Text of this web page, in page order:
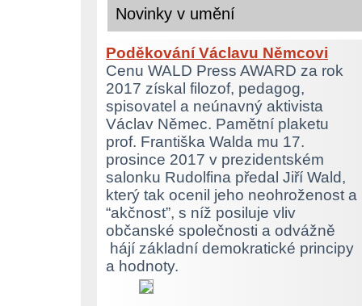
Novinky v umění
Poděkování Václavu Němcovi
Cenu WALD Press AWARD za rok
2017 získal filozof, pedagog,
spisovatel a neúnavný aktivista
Václav Němec. Pamětní plaketu
prof. Františka Walda mu 17.
prosince 2017 v prezidentském
salonku Rudolfina předal Jiří Wald,
který tak ocenil jeho neohroženost a
“akčnost”, s níž posiluje vliv
občanské společnosti a odvážně
hájí základní demokratické principy
a hodnoty.